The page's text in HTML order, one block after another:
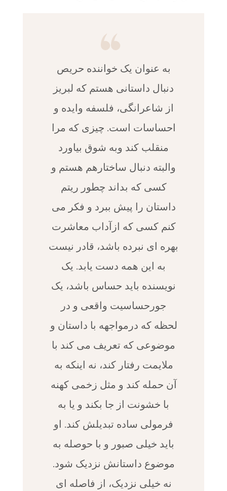
به عنوان یک خواننده حریص
دنبال داستانی هستم که لبریز
از شاعرانگی، فلسفه وایده و
احساسات است. چیزی که مرا
منقلب کند وبه شوق بیاورد
والبته دنبال ساختارهم هستم و
کسی که بداند چطور ریتم
داستان را پیش ببرد و فکر می
کنم کسی که ازآداب معاشرت
بهره ای نبرده باشد، قادر نیست
به این همه دست یابد. یک
نویسنده باید حساس باشد، یک
جورحساسیت واقعی و در
لحظه که درمواجهه با داستان و
موضوعی که تعریف می کند با
ملایمت رفتار کند، نه اینکه به
آن حمله کند و مثل زخمی کهنه
با خشونت از جا بکند و یا به
فرمولی ساده تبدیلش کند. او
باید خیلی صبور و با حوصله به
موضوع داستانش نزدیک شود.
نه خیلی نزدیک، از فاصله ای